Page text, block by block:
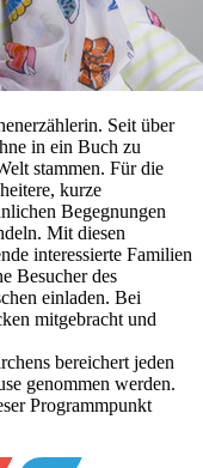
Seit über
in ein Buch zu
stammen. Für die
kurze
Begegnungen
Mit diesen
interessierte Familien
Besucher des
einladen. Bei
mitgebracht und
bereichert jeden
genommen werden.
Programmpunkt